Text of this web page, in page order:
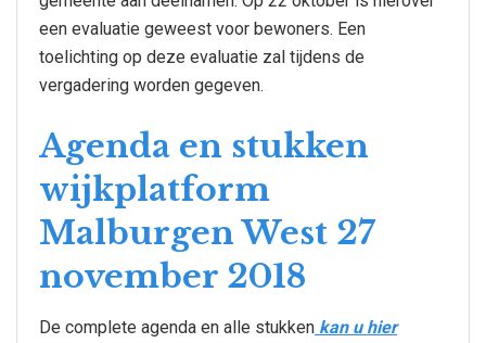
een evaluatie geweest voor bewoners. Een
toelichting op deze evaluatie zal tijdens de
vergadering worden gegeven.
Agenda en stukken
wijkplatform
Malburgen West 27
november 2018
De complete agenda en alle stukken kan u hier